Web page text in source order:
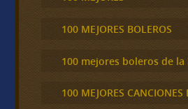
100 MEJORES BOLEROS
100 mejores boleros de la
100 MEJORES CANCIONES